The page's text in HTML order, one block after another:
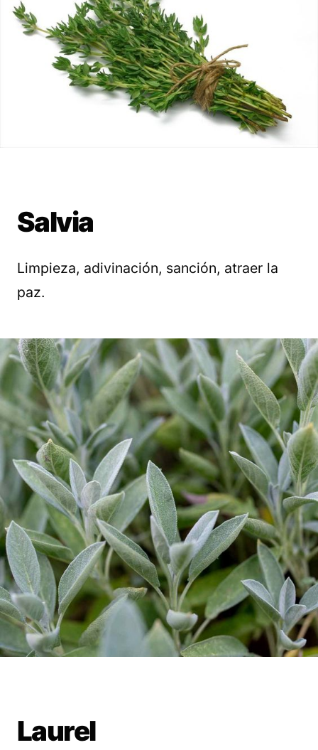
Salvia
Limpieza, adivinación, sanción, atraer la
paz.
Laurel